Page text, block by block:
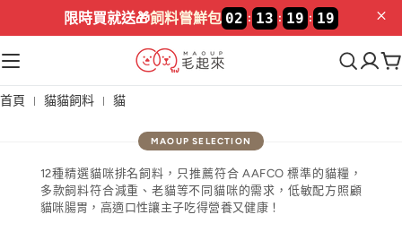
限時買就送🎁飼料嘗鮮包 02 : 13 : 19 : 19
購
物
首頁 貓貓飼料 貓
12種精選貓咪排名飼料，只推薦符合 AAFCO 標準的貓糧，
多款飼料符合減重、老貓等不同貓咪的需求，低敏配方照顧
貓咪腸胃，高適口性讓主子吃得營養又健康！